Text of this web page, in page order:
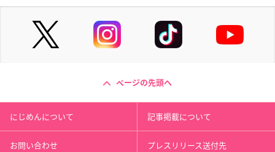
ページの先頭へ
にじめんについて 記事掲載について
お問い合わせ プレスリリース送付先